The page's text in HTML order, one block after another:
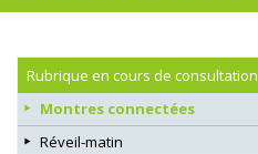
Rubrique en cours de consultation
Montres connectées
Réveil-matin